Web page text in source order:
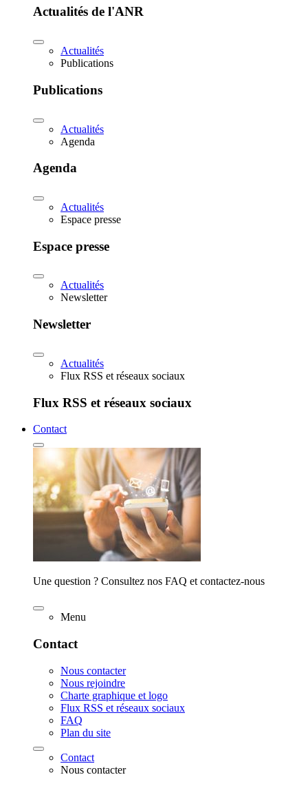
Actualités de l'ANR
Actualités
Publications
Publications
Actualités
Agenda
Agenda
Actualités
Espace presse
Espace presse
Actualités
Newsletter
Newsletter
Actualités
Flux RSS et réseaux sociaux
Flux RSS et réseaux sociaux
Contact
Une question ? Consultez nos FAQ et contactez-nous
Menu
Contact
Nous contacter
Nous rejoindre
Charte graphique et logo
Flux RSS et réseaux sociaux
FAQ
Plan du site
Contact
Nous contacter